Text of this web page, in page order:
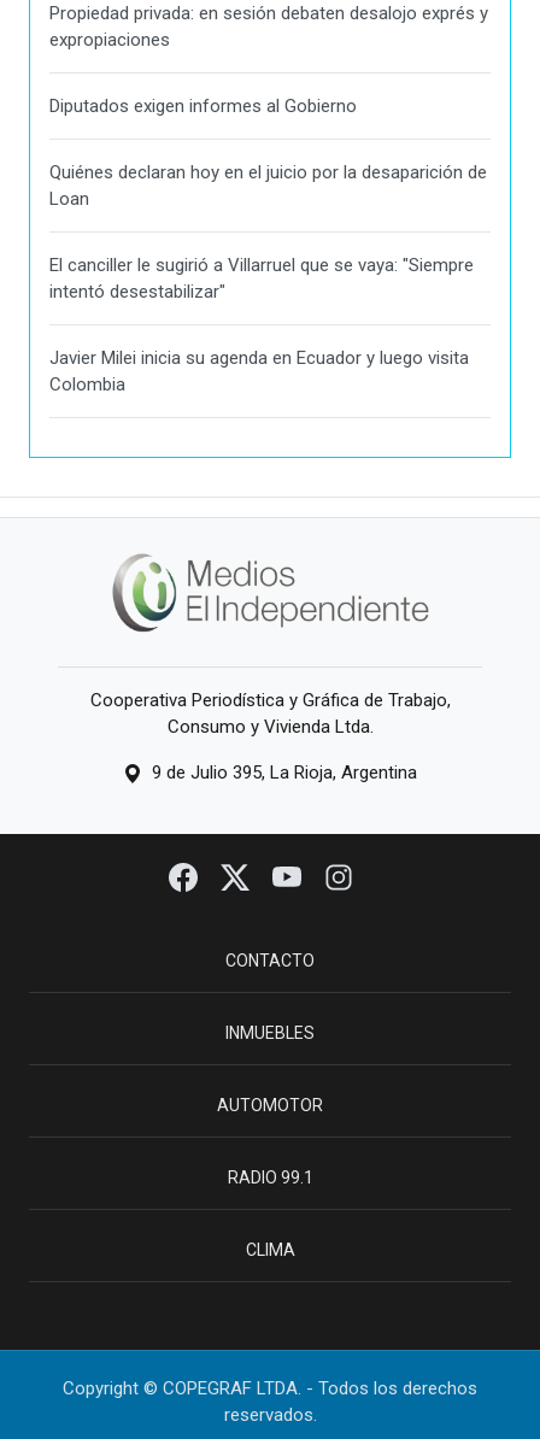
Propiedad privada: en sesión debaten desalojo exprés y
expropiaciones
Diputados exigen informes al Gobierno
Quiénes declaran hoy en el juicio por la desaparición de
Loan
El canciller le sugirió a Villarruel que se vaya: "Siempre
intentó desestabilizar"
Javier Milei inicia su agenda en Ecuador y luego visita
Colombia
Cooperativa Periodística y Gráfica de Trabajo,
Consumo y Vivienda Ltda.
9 de Julio 395, La Rioja, Argentina
CONTACTO
INMUEBLES
AUTOMOTOR
RADIO 99.1
CLIMA
Copyright © COPEGRAF LTDA. - Todos los derechos
reservados.